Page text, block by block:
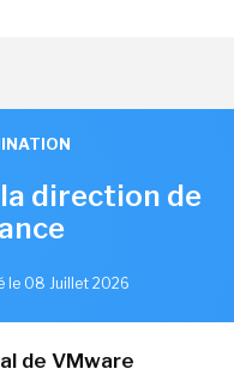
direction de
le 08 Juillet 2026
de VMware